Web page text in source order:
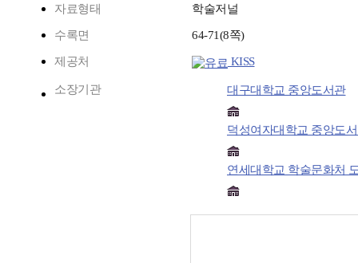
자료형태 학술저널
수록면 64-71(8쪽)
제공처 KISS
소장기관 대구대학교 중앙도서관
덕성여자대학교 중앙도
연세대학교 학술문화처